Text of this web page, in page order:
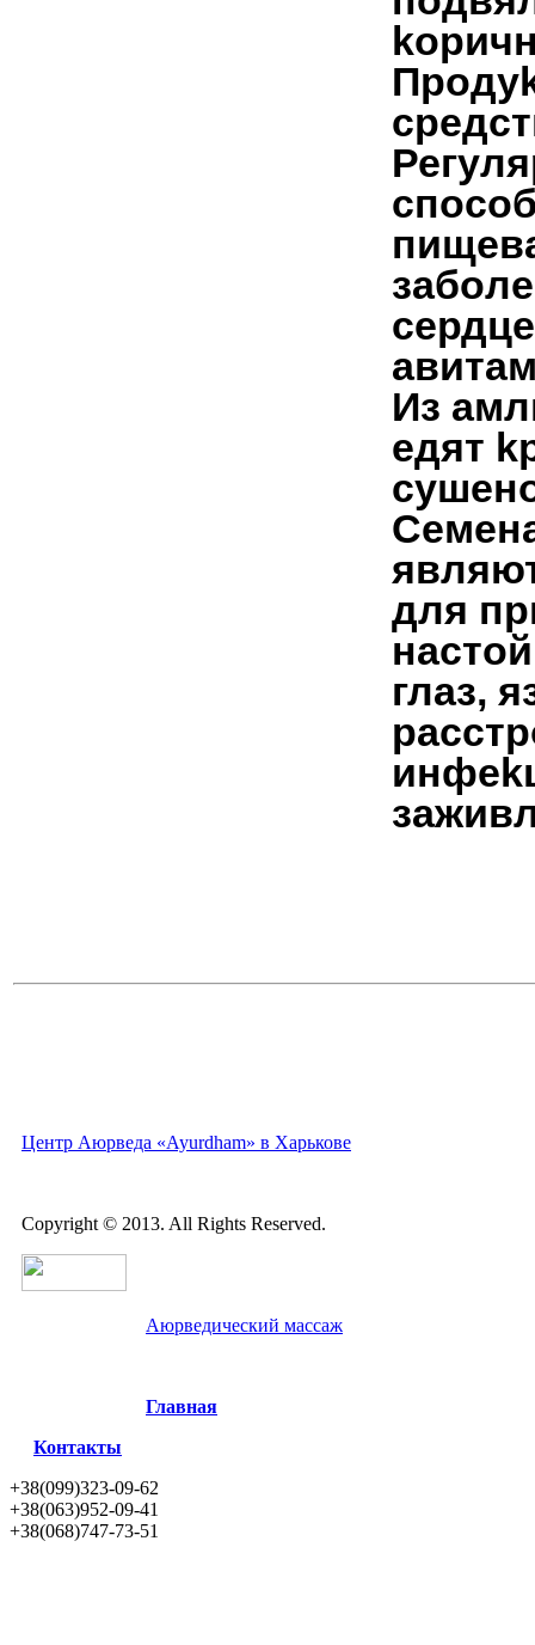
Из
едят
для
глaз,
Центр Аюрведа «Ayurdham» в Харькове
Copyright © 2013. All Rights Reserved.
Аюрведический массаж
Главная
Контакты
+38(099)323-09-62
+38(063)952-09-41
+38(068)747-73-51